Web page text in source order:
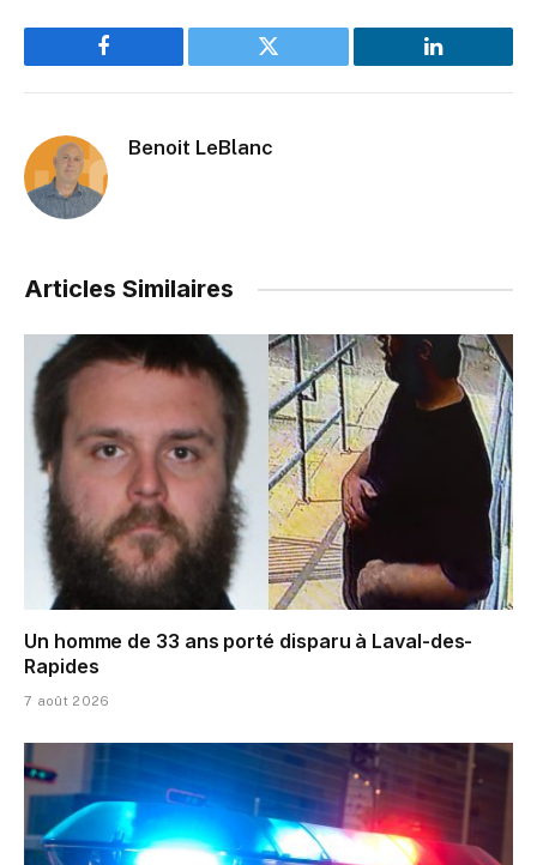
Facebook Twitter LinkedIn
Benoit LeBlanc
Articles Similaires
Un homme de 33 ans porté disparu à Laval-des-
Rapides
7 août 2026